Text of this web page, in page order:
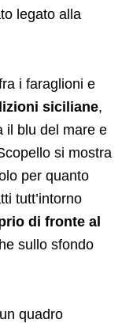
legato alla
i faraglioni e
siciliane,
il blu del mare e
si mostra
per quanto
tutt’intorno
di fronte al
sullo sfondo
quadro